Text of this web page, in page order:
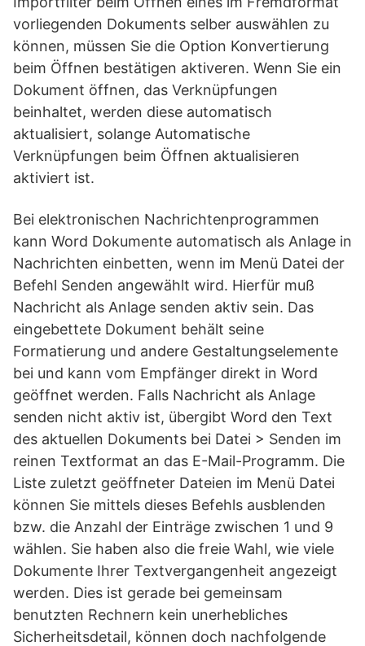
vorliegenden Dokuments selber auswählen zu
können, müssen Sie die Option Konvertierung
beim Öffnen bestätigen aktiveren. Wenn Sie ein
Dokument öffnen, das Verknüpfungen
beinhaltet, werden diese automatisch
aktualisiert, solange Automatische
Verknüpfungen beim Öffnen aktualisieren
aktiviert ist.
Bei elektronischen Nachrichtenprogrammen
kann Word Dokumente automatisch als Anlage in
Nachrichten einbetten, wenn im Menü Datei der
Befehl Senden angewählt wird. Hierfür muß
Nachricht als Anlage senden aktiv sein. Das
eingebettete Dokument behält seine
Formatierung und andere Gestaltungselemente
bei und kann vom Empfänger direkt in Word
geöffnet werden. Falls Nachricht als Anlage
senden nicht aktiv ist, übergibt Word den Text
des aktuellen Dokuments bei Datei > Senden im
reinen Textformat an das E-Mail-Programm. Die
Liste zuletzt geöffneter Dateien im Menü Datei
können Sie mittels dieses Befehls ausblenden
bzw. die Anzahl der Einträge zwischen 1 und 9
wählen. Sie haben also die freie Wahl, wie viele
Dokumente Ihrer Textvergangenheit angezeigt
werden. Dies ist gerade bei gemeinsam
benutzten Rechnern kein unerhebliches
Sicherheitsdetail, können doch nachfolgende